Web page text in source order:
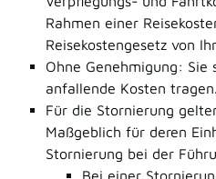
Rahmen einer
Reisekostengesetz von
Ohne Genehmigung: Sie
anfallende Kosten tragen.
Für die Stornierung
Maßgeblich für deren
Stornierung bei der
Bei einer